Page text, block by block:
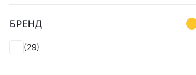
(1)
(1)
EU(+18)
FUCHS
БРЕНД
(29)